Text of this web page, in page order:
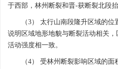
于西部，林州断裂和晋-获断裂北段抬
（3） 太行山南段隆升区域的
说明区域地形地貌与断裂活动相关
活动强度相一致。
（4） 受林州断裂影响区域的